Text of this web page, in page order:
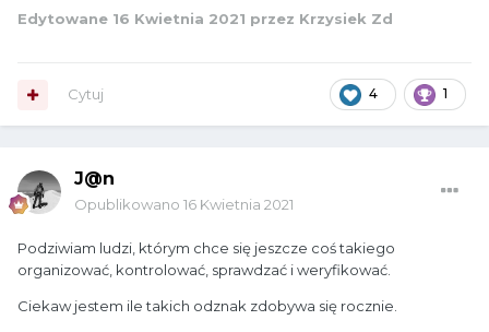
Edytowane 16 Kwietnia 2021 przez Krzysiek Zd
4 1
Cytuj
J@n
Opublikowano 16 Kwietnia 2021
Podziwiam ludzi, którym chce się jeszcze coś takiego
organizować, kontrolować, sprawdzać i weryfikować.
Ciekaw jestem ile takich odznak zdobywa się rocznie.